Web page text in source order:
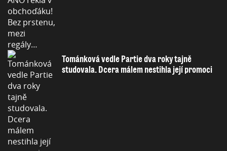
Tománková vedle Partie dva roky tajně
studovala. Dcera málem nestihla její promoci